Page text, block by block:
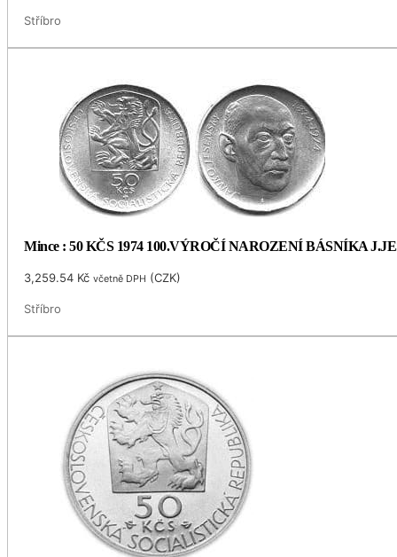
Stříbro
Mince : 50 KČS 1974 100.VÝROČÍ NAROZENÍ BÁSNÍKA
3,259.54 Kč včetně DPH (CZK)
Stříbro